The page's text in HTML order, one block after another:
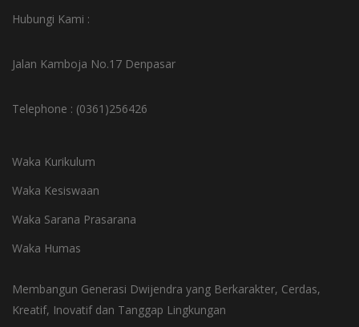
Hubungi Kami :
Jalan Kamboja No.17 Denpasar
Telephone : (0361)256426
Waka Kurikulum
Waka Kesiswaan
Waka Sarana Prasarana
Waka Humas
Membangun Generasi Dwijendra yang Berkarakter, Cerdas,
Kreatif, Inovatif dan Tanggap Lingkungan